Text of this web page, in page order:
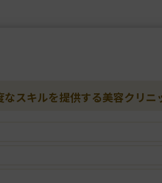
なスキルを提供する美容クリ